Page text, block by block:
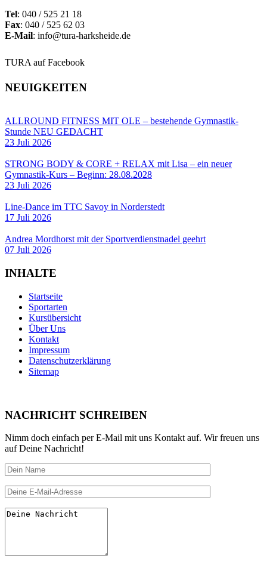
Tel: 040 / 525 21 18
Fax: 040 / 525 62 03
E-Mail: info@tura-harksheide.de
TURA auf Facebook
NEUIGKEITEN
ALLROUND FITNESS MIT OLE – bestehende Gymnastik-
Stunde NEU GEDACHT
23 Juli 2026
STRONG BODY & CORE + RELAX mit Lisa – ein neuer
Gymnastik-Kurs – Beginn: 28.08.2028
23 Juli 2026
Line-Dance im TTC Savoy in Norderstedt
17 Juli 2026
Andrea Mordhorst mit der Sportverdienstnadel geehrt
07 Juli 2026
INHALTE
Startseite
Sportarten
Kursübersicht
Über Uns
Kontakt
Impressum
Datenschutzerklärung
Sitemap
NACHRICHT SCHREIBEN
Nimm doch einfach per E-Mail mit uns Kontakt auf. Wir freuen uns
auf Deine Nachricht!